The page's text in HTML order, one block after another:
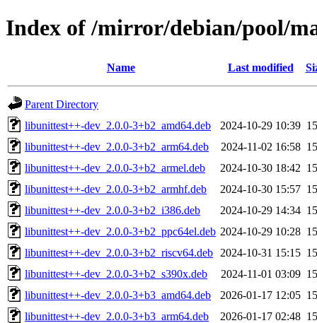
Index of /mirror/debian/pool/
Name Last modified
Parent Directory
libunittest++-dev_2.0.0-3+b2_amd64.deb
2024-10-29 10:39
libunittest++-dev_2.0.0-3+b2_arm64.deb
2024-11-02 16:58
libunittest++-dev_2.0.0-3+b2_armel.deb
2024-10-30 18:42
libunittest++-dev_2.0.0-3+b2_armhf.deb
2024-10-30 15:57
libunittest++-dev_2.0.0-3+b2_i386.deb
2024-10-29 14:34
libunittest++-dev_2.0.0-3+b2_ppc64el.deb 2024-10-29 10:28
libunittest++-dev_2.0.0-3+b2_riscv64.deb
2024-10-31 15:15
libunittest++-dev_2.0.0-3+b2_s390x.deb
2024-11-01 03:09
libunittest++-dev_2.0.0-3+b3_amd64.deb
2026-01-17 12:05
libunittest++-dev_2.0.0-3+b3_arm64.deb
2026-01-17 02:48